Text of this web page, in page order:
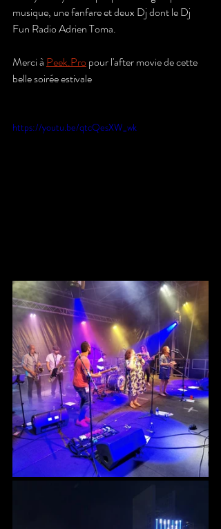
musique, une fanfare et deux Dj dont le Dj
Fun Radio Adrien Toma.
Merci à Peek.Pro pour l'after movie de cette
belle soirée estivale
https://youtu.be/qtcQesXW_wk